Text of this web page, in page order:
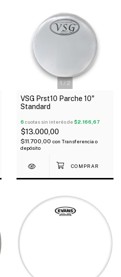
1/2
VSG Prst10 Parche 10"
Standard
6 cuotas sin interés de$2.166,67
$13.000,00
$11.700,00 con Transferencia o
depósito